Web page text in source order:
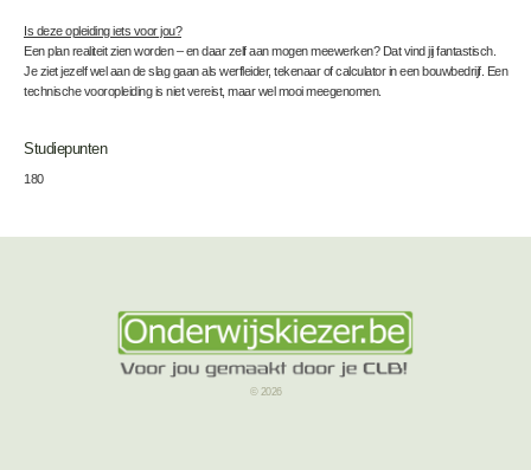
Is deze opleiding iets voor jou?
Een plan realiteit zien worden – en daar zelf aan mogen meewerken? Dat vind jij fantastisch.
Je ziet jezelf wel aan de slag gaan als werfleider, tekenaar of calculator in een bouwbedrijf. Een
technische vooropleiding is niet vereist, maar wel mooi meegenomen.
Studiepunten
180
© 2026